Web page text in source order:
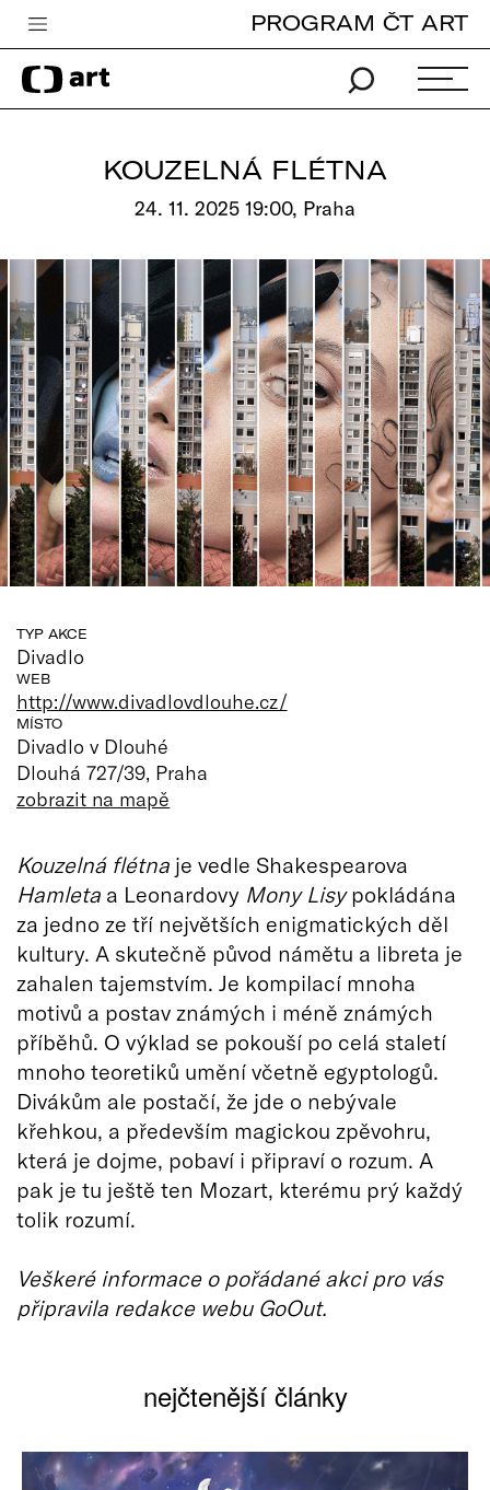
Česká televize
Zpravodajství
Pro děti
edu
Vše o ČT
PROGRAM ČT ART
KOUZELNÁ FLÉTNA
24. 11. 2025 19:00, Praha
TYP AKCE
Divadlo
WEB
http://www.divadlovdlouhe.cz/
MÍSTO
Divadlo v Dlouhé
Dlouhá 727/39, Praha
zobrazit na mapě
Kouzelná flétna je vedle Shakespearova
Hamleta a Leonardovy Mony Lisypokládána
za jedno ze tří největších enigmatických děl
kultury. A skutečně původ námětu a libreta je
zahalen tajemstvím. Je kompilací mnoha
motivů a postav známých i méně známých
příběhů. O výklad se pokouší po celá staletí
mnoho teoretiků umění včetně egyptologů.
Divákům ale postačí, že jde o nebývale
křehkou, a především magickou zpěvohru,
která je dojme, pobaví i připraví o rozum. A
pak je tu ještě ten Mozart, kterému prý každý
tolik rozumí.
Veškeré informace o pořádané akci pro vás
připravila redakce webu GoOut.
nejčtenější články